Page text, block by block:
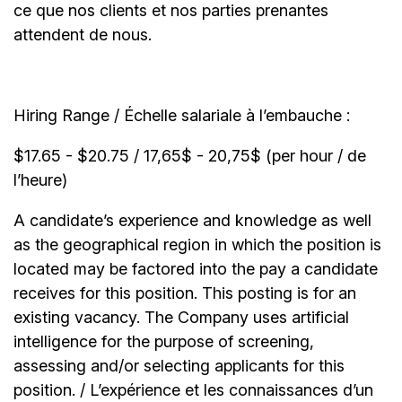
ce que nos clients et nos parties prenantes
attendent de nous.
Hiring Range / Échelle salariale à l’embauche :
$17.65 - $20.75 / 17,65$ - 20,75$ (per hour / de
l’heure)
A candidate’s experience and knowledge as well
as the geographical region in which the position is
located may be factored into the pay a candidate
receives for this position. This posting is for an
existing vacancy. The Company uses artificial
intelligence for the purpose of screening,
assessing and/or selecting applicants for this
position. / L’expérience et les connaissances d’un